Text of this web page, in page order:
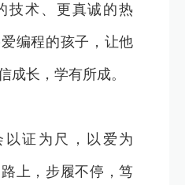
技术、更真诚的热
编程的孩子，让他
成长，学有所成。
以证为尺，以爱为
上，步履不停，笃